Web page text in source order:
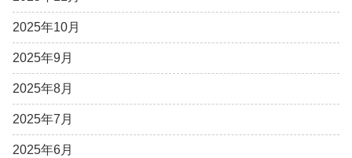
2025年10月
2025年9月
2025年8月
2025年7月
2025年6月